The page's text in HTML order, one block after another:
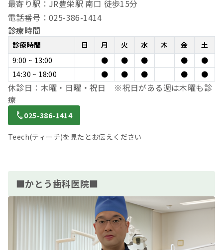
最寄り駅：JR豊栄駅 南口 徒歩15分
電話番号：025-386-1414
診療時間
診療時間 日 月 火 水 木 金
土
9:00 ~ 13:00
● ● ● ●
●
14:30 ~ 18:00
● ● ● ● ●
休診日：木曜・日曜・祝日 ※祝日がある週は木曜も診
療
025-386-1414
Teech(ティーチ)を見たとお伝えください
■かとう歯科医院■